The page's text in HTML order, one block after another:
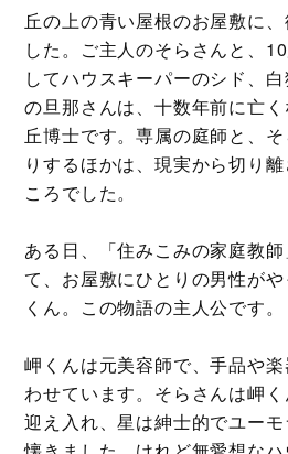
丘の上の青い屋根のお屋敷に
した。ご主人のそらさんと、
してハウスキーパーのシド、
の旦那さんは、十数年前に亡
丘博士です。専属の庭師と、
りするほかは、現実から切り
ころでした。
ある日、「住みこみの家庭教
て、お屋敷にひとりの男性が
くん。この物語の主人公です。
岬くんは元美容師で、手品や
わせています。そらさんは岬
迎え入れ、星は紳士的でユー